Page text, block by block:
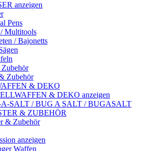
anzeigen
Pens
Multitools
/ Bajonetts
Zubehör
& DEKO
& DEKO anzeigen
SALT / BUG A SALT / BUGASALT
& ZUBEHÖR
& Zubehör
anzeigen
Waffen